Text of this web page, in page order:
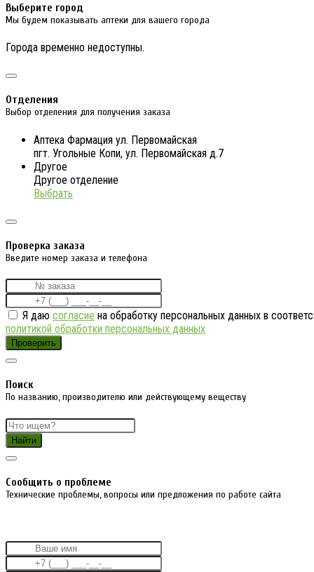
Выберите город
Мы будем показывать аптеки для вашего города
Города временно недоступны.
Отделения
Выбор отделения для получения заказа
Аптека Фармация ул. Первомайская
пгт. Угольные Копи, ул. Первомайская д.7
Другое
Другое отделение
Выбрать
Проверка заказа
Введите номер заказа и телефона
Я даю согласие на обработку персональных данных в
политикой обработки персональных данных
Проверить
Поиск
По названию, производителю или действующему веществу
Найти
Cообщить о проблеме
Технические проблемы, вопросы или предложения по работе сайта